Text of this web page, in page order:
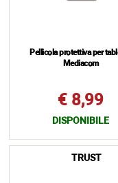
Pellicola protettiva per
Mediacom
€ 8,99
DISPONIBILE
TRUST